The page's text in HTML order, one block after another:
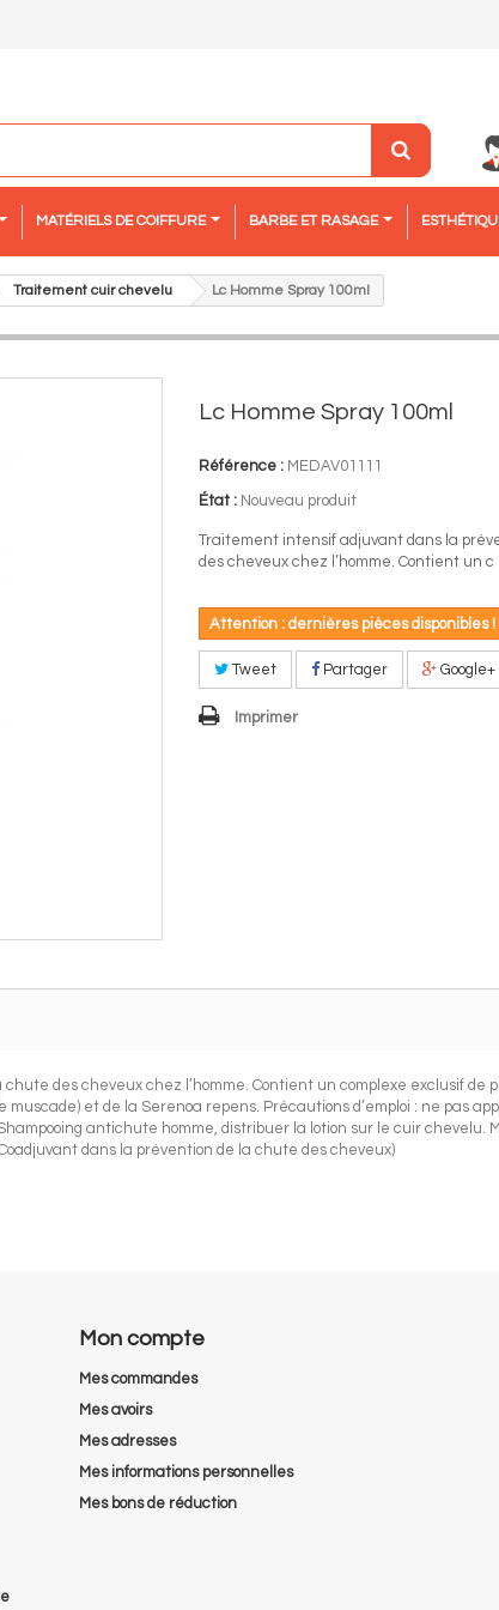
MATÉRIELS DE COIFFURE BARBE ET RASAGE
Traitement cuir chevelu Lc Homme Spray 100ml
Lc Homme Spray 100ml
Référence : MEDAV01111
État : Nouveau produit
Traitement intensif adjuvant dans la
des cheveux chez l’homme. Contient un c
Attention : dernières pièces disponibles !
Tweet Partager Google+
Imprimer
des cheveux chez l’homme. Contient un complexe exclusif de
et de la Serenoa repens. Précautions d’emploi : ne pas
Shampooing antichute homme, distribuer la lotion sur le cuir
dans la prévention de la chute des cheveux)
Mon compte
Mes commandes
Mes avoirs
Mes adresses
Mes informations personnelles
Mes bons de réduction